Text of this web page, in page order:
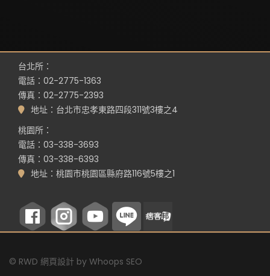
台北所：
電話：02-2775-1363
傳真：02-2775-2393
地址：台北市忠孝東路四段311號3樓之4
桃園所：
電話：03-338-3693
傳真：03-338-6393
地址：桃園市桃園區縣府路116號5樓之1
© RWD 網頁設計 by Whoops SEO